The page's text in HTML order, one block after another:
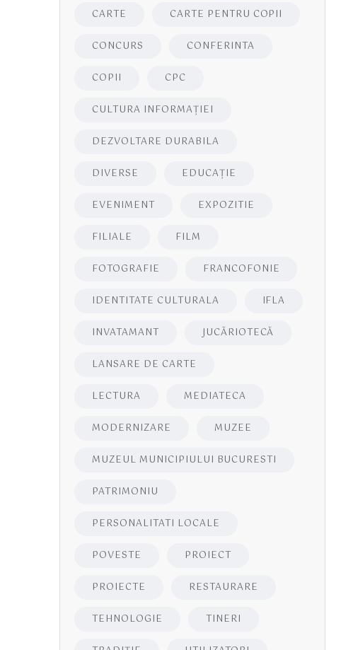
CARTE CARTE PENTRU COPII
CONCURS CONFERINTA
COPII CPC
CULTURA INFORMAŢIEI
DEZVOLTARE DURABILA
DIVERSE EDUCAŢIE
EVENIMENT EXPOZITIE
FILIALE FILM
FOTOGRAFIE FRANCOFONIE
IDENTITATE CULTURALA IFLA
INVATAMANT JUCĂRIOTECĂ
LANSARE DE CARTE
LECTURA MEDIATECA
MODERNIZARE MUZEE
MUZEUL MUNICIPIULUI BUCURESTI
PATRIMONIU
PERSONALITATI LOCALE
POVESTE PROIECT
PROIECTE RESTAURARE
TEHNOLOGIE TINERI